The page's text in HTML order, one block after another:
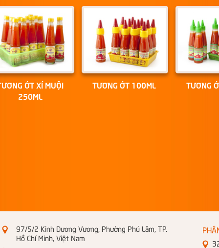
ỚT XÍ MUỘI
250ML
TƯƠNG ỚT 100ML TƯƠNG
97/5/2 Kinh Dương Vương, Phường Phú Lâm, TP.
Hồ Chí Minh, Việt Nam